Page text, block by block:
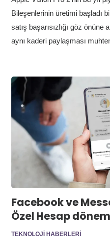
Bileşenlerinin üretimi başladı
satış başarısızlığı göz önüne
aynı kaderi paylaşması
Facebook ve
Özel Hesap
TEKNOLOJI HABERLERI